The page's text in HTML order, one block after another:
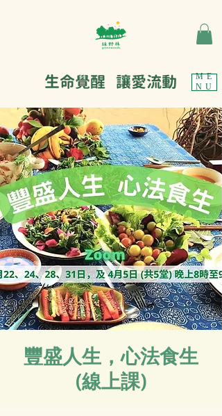
ME
NU
生命覺醒 讓愛流動
豐盛人生，心法食生
(線上課)